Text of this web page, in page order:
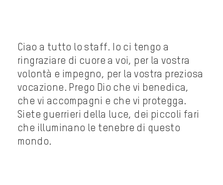
Ciao a tutto lo staff. Io ci tengo a
ringraziare di cuore a voi, per la vostra
volontà e impegno, per la vostra preziosa
vocazione. Prego Dio che vi benedica,
che vi accompagni e che vi protegga.
Siete guerrieri della luce, dei piccoli fari
che illuminano le tenebre di questo
mondo.